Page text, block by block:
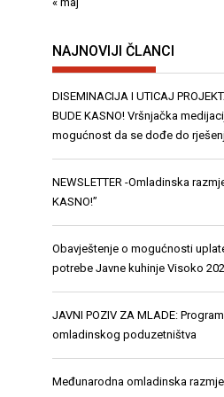
NAJNOVIJI ČLANCI
DISEMINACIJA I UTICAJ
BUDE KASNO! Vršnjačka
mogućnost da se dođe do
NEWSLETTER -Omladinska
KASNO!”
Obavještenje o mogućnosti
potrebe Javne kuhinje Visoko
JAVNI POZIV ZA MLADE:
omladinskog poduzetništva
Međunarodna omladinska